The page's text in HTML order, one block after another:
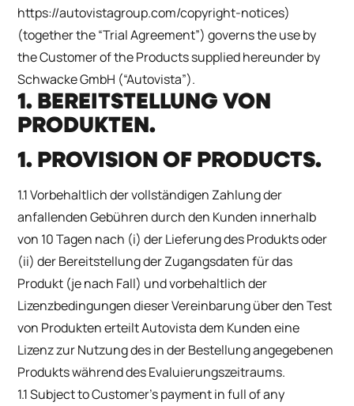
https://autovistagroup.com/copyright-notices)
(together the “Trial Agreement”) governs the use by
the Customer of the Products supplied hereunder by
Schwacke GmbH (“Autovista”).
1. BEREITSTELLUNG VON
PRODUKTEN.
1. PROVISION OF PRODUCTS.
1.1 Vorbehaltlich der vollständigen Zahlung der
anfallenden Gebühren durch den Kunden innerhalb
von 10 Tagen nach (i) der Lieferung des Produkts oder
(ii) der Bereitstellung der Zugangsdaten für das
Produkt (je nach Fall) und vorbehaltlich der
Lizenzbedingungen dieser Vereinbarung über den Test
von Produkten erteilt Autovista dem Kunden eine
Lizenz zur Nutzung des in der Bestellung angegebenen
Produkts während des Evaluierungszeitraums.
1.1 Subject to Customer’s payment in full of any